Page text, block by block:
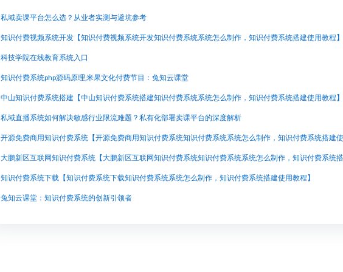
私域卖课平台怎么选？从业者实测与避坑参考
知识付费视频系统开发【知识付费视频系统开发知识付费系统系统怎么制作，知识付费系统搭建使用教程】
科技学院在线教育系统入口
知识付费系统php源码原理,米果文化付费节目：兔知云课堂
中山知识付费系统搭建【中山知识付费系统搭建知识付费系统系统怎么制作，知识付费系统搭建使用教程】
私域直播系统如何解决敏感行业限流难题？私有化部署卖课平台的深度解析
知识付费系统下载【知识付费系统下载知识付费系统系统怎么制作，知识付费系统搭建使用教程】
兔知云课堂：知识付费系统的创新引领者